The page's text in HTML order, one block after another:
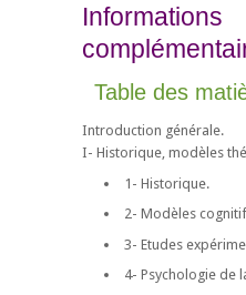
Informations
Table des
Introduction générale.
I- Historique, modèles
1- Historique.
2- Modèles
3- Etudes
4- Psychologie de